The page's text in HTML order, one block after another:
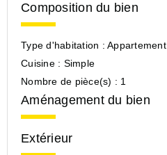
Composition du bien
Type d'habitation : Appartement
Cuisine : Simple
Nombre de pièce(s) : 1
Aménagement du bien
Extérieur